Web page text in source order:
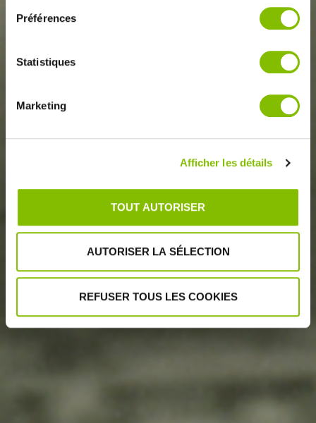
Préférences
Statistiques
Marketing
Afficher les détails
TOUT AUTORISER
AUTORISER LA SÉLECTION
REFUSER TOUS LES COOKIES
400 ANS D'HISTOIRE